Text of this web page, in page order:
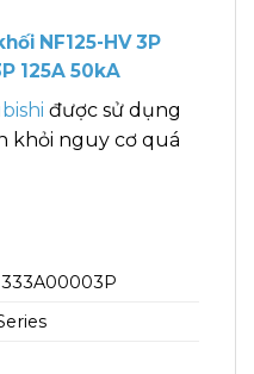
NF125-HV 3P
125A 50kA
được sử dụng
khỏi nguy cơ quá